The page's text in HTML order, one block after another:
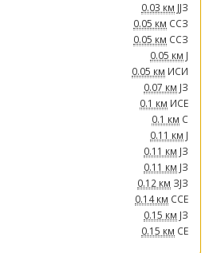
0.03 км ЈЈЗ
0.05 км ССЗ
0.05 км ССЗ
0.05 км Ј
0.05 км ИСИ
0.07 км ЈЗ
0.1 км ИСЕ
0.1 км С
0.11 км Ј
0.11 км ЈЗ
0.11 км ЈЗ
0.12 км ЗЈЗ
0.14 км ССЕ
0.15 км ЈЗ
0.15 км СЕ